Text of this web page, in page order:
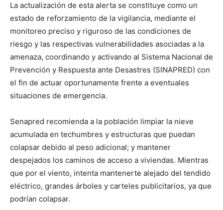
La actualización de esta alerta se constituye como un
estado de reforzamiento de la vigilancia, mediante el
monitoreo preciso y riguroso de las condiciones de
riesgo y las respectivas vulnerabilidades asociadas a la
amenaza, coordinando y activando al Sistema Nacional de
Prevención y Respuesta ante Desastres (SINAPRED) con
el fin de actuar oportunamente frente a eventuales
situaciones de emergencia.
Senapred recomienda a la población limpiar la nieve
acumulada en techumbres y estructuras que puedan
colapsar debido al peso adicional; y mantener
despejados los caminos de acceso a viviendas. Mientras
que por el viento, intenta mantenerte alejado del tendido
eléctrico, grandes árboles y carteles publicitarios, ya que
podrían colapsar.